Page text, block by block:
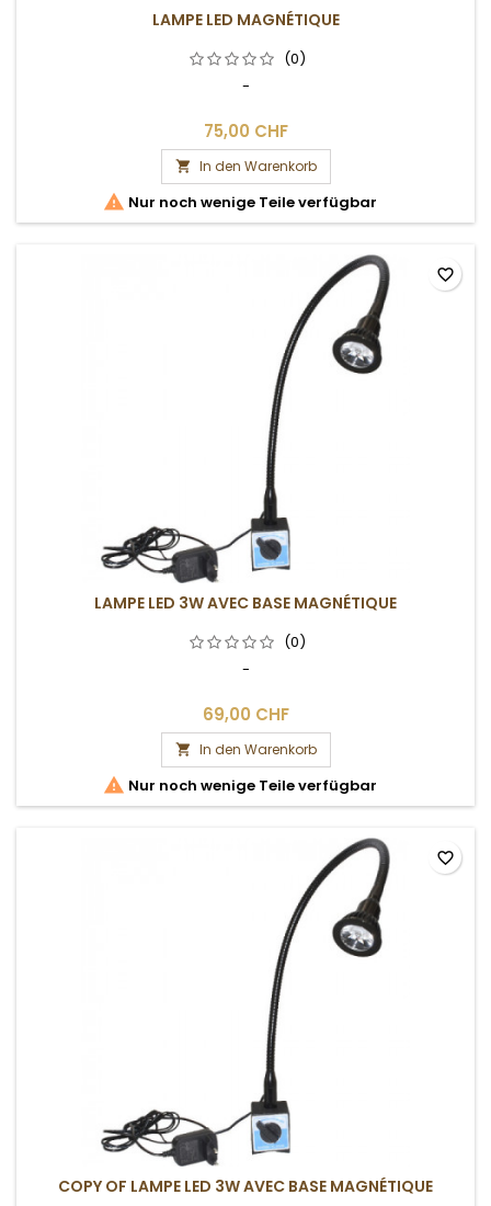
LAMPE LED MAGNÉTIQUE
(0)
-
75,00 CHF
 In den Warenkorb
 Nur noch wenige Teile verfügbar
LAMPE LED 3W AVEC BASE MAGNÉTIQUE
(0)
-
69,00 CHF
 In den Warenkorb
 Nur noch wenige Teile verfügbar
favorite_border
COPY OF LAMPE LED 3W AVEC BASE MAGNÉTIQUE
favorite_border